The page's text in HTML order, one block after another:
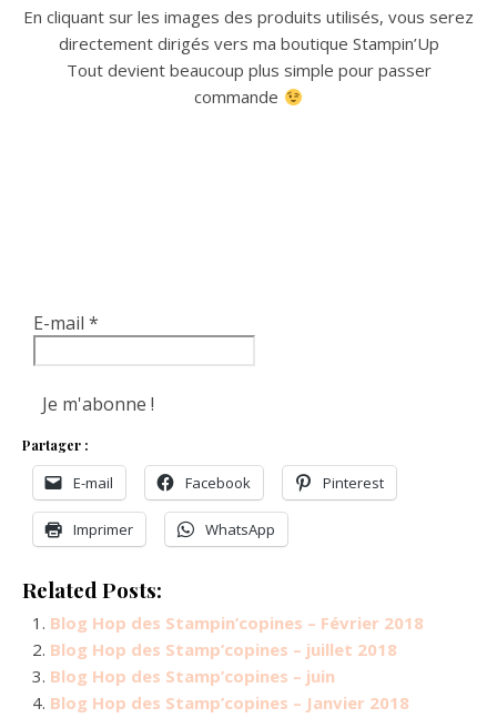
En cliquant sur les images des produits utilisés, vous serez
directement dirigés vers ma boutique Stampin’Up
Tout devient beaucoup plus simple pour passer
commande
E-mail *
Partager :
E-mail Facebook Pinterest
Imprimer WhatsApp
Related Posts:
Blog Hop des Stampin’copines – Février 2018
Blog Hop des Stamp’copines – juillet 2018
Blog Hop des Stamp’copines – juin
Blog Hop des Stamp’copines – Janvier 2018